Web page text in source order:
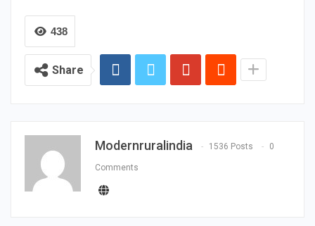
438
Share
Modernruralindia 1536 Posts 0
Comments